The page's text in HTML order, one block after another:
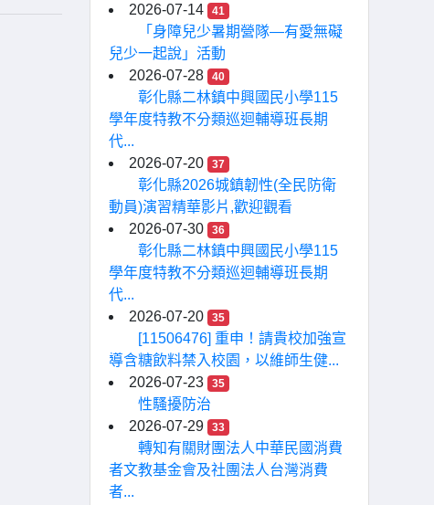
2026-07-14
41
「身障兒少暑期營隊—有愛無礙
兒少一起說」活動
2026-07-28
40
彰化縣二林鎮中興國民小學115
學年度特教不分類巡迴輔導班長期
代...
2026-07-20
37
彰化縣2026城鎮韌性(全民防衛
動員)演習精華影片,歡迎觀看
2026-07-30
36
彰化縣二林鎮中興國民小學115
學年度特教不分類巡迴輔導班長期
代...
2026-07-20
35
[11506476] 重申！請貴校加強宣
導含糖飲料禁入校園，以維師生健...
2026-07-23
35
性騷擾防治
2026-07-29
33
轉知有關財團法人中華民國消費
者文教基金會及社團法人台灣消費
者...